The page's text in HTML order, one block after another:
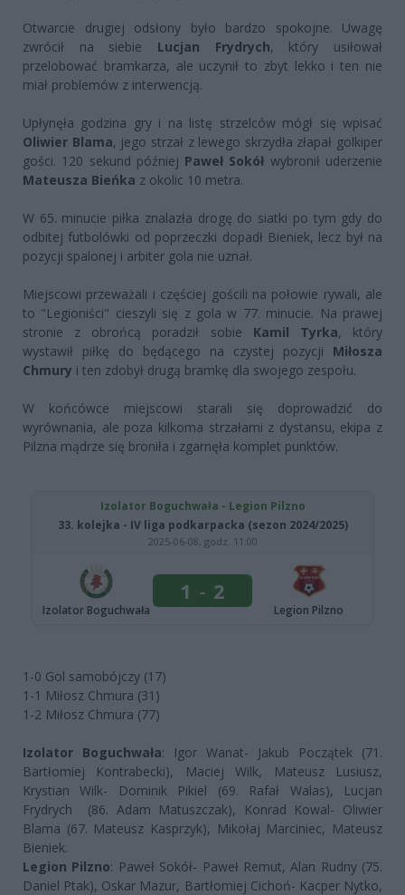
Otwarcie drugiej odsłony było bardzo spokojne. Uwagę
zwrócił na siebie Lucjan Frydrych, który usiłował
przelobować bramkarza, ale uczynił to zbyt lekko i ten nie
miał problemów z interwencją.
Upłynęła godzina gry i na listę strzelców mógł się wpisać
Oliwier Blama, jego strzał z lewego skrzydła złapał golkiper
gości. 120 sekund później Paweł Sokół wybronił uderzenie
Mateusza Bieńka z okolic 10 metra.
W 65. minucie piłka znalazła drogę do siatki po tym gdy do
odbitej futbolówki od poprzeczki dopadł Bieniek, lecz był na
pozycji spalonej i arbiter gola nie uznał.
Miejscowi przeważali i częściej gościli na połowie rywali, ale
to "Legioniści" cieszyli się z gola w 77. minucie. Na prawej
stronie z obrońcą poradził sobie Kamil Tyrka, który
wystawił piłkę do będącego na czystej pozycji Miłosza
Chmury i ten zdobył drugą bramkę dla swojego zespołu.
W końcówce miejscowi starali się doprowadzić do
wyrównania, ale poza kilkoma strzałami z dystansu, ekipa z
Pilzna mądrze się broniła i zgarnęła komplet punktów.
1-0 Gol samobójczy (17)
1-1 Miłosz Chmura (31)
1-2 Miłosz Chmura (77)
Izolator Boguchwała: Igor Wanat- Jakub Początek (71.
Bartłomiej Kontrabecki), Maciej Wilk, Mateusz Lusiusz,
Krystian Wilk- Dominik Pikiel (69. Rafał Walas), Lucjan
Frydrych (86. Adam Matuszczak), Konrad Kowal- Oliwier
Blama (67. Mateusz Kasprzyk), Mikołaj Marciniec, Mateusz
Bieniek.
Legion Pilzno: Paweł Sokół- Paweł Remut, Alan Rudny (75.
Daniel Ptak), Oskar Mazur, Bartłomiej Cichoń- Kacper Nytko,